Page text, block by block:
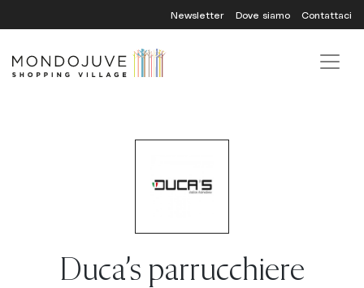
to
Newsletter Dove siamo Contattaci
Duca’s parrucchiere